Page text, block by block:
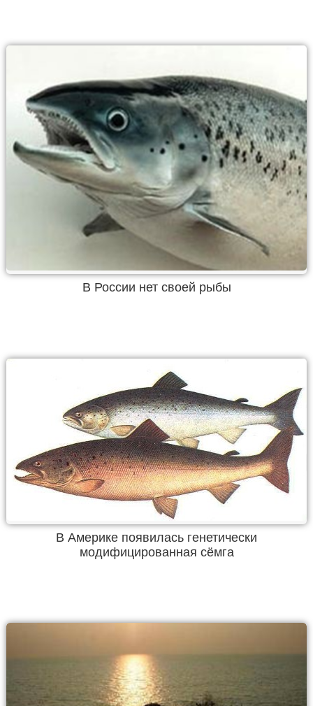
В России нет своей рыбы
В Америке появилась генетически
модифицированная сёмга